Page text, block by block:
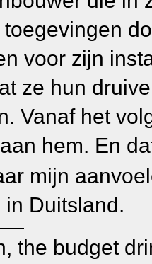
voor zijn
ze hun
Vanaf het
hem. En
mijn
Duitsland.
the budget